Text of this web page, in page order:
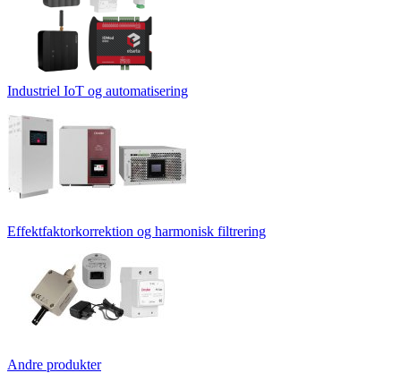
Industriel IoT og automatisering
Effektfaktorkorrektion og harmonisk filtrering
Andre produkter